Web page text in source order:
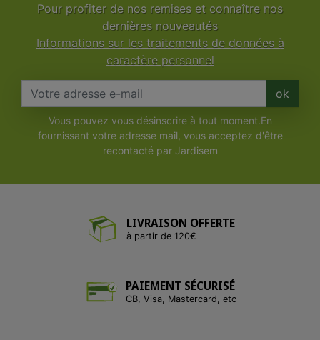
Pour profiter de nos remises et connaître nos
dernières nouveautés
Informations sur les traitements de données à
caractère personnel
ok
Vous pouvez vous désinscrire à tout moment.En
fournissant votre adresse mail, vous acceptez d'être
recontacté par Jardisem
LIVRAISON OFFERTE
à partir de 120€
PAIEMENT SÉCURISÉ
CB, Visa, Mastercard, etc